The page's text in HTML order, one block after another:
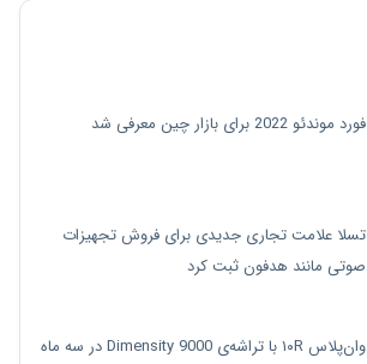
فورد موندئو 2022 برای بازار چین معرفی شد
تسلا علامت تجاری جدیدی برای فروش تجهیزات
صوتی مانند هدفون ثبت کرد
وان‌پلاس ۱۰R با تراشه‌ی Dimensity 9000 در سه ماه